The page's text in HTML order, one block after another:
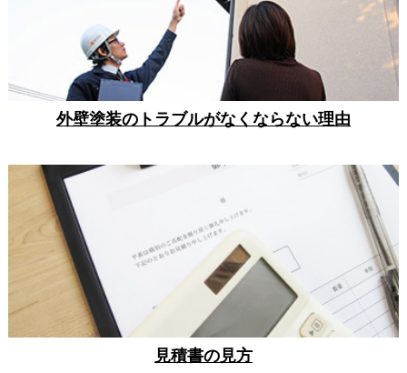
外壁塗装のトラブルがなくならない理由
見積書の見方